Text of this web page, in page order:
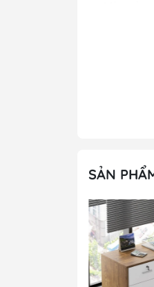
Hộc di
bàn làm
mẫu hộc
được
+ Thiết
kế mỗi
SẢN